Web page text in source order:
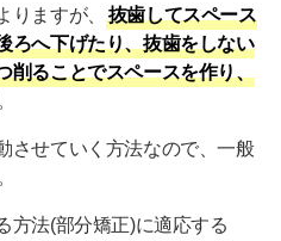
りますが、
抜歯してスペース
ろへ下げたり、抜歯をしない
ることでスペースを作り、
させていく方法なので、一般
方法(部分矯正)に適応する